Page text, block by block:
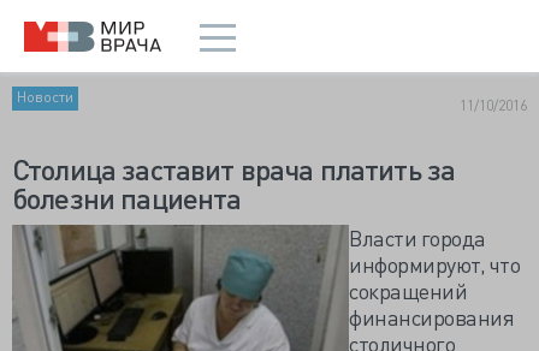
Новости 11/10/2016
Столица заставит врача платить за
болезни пациента
Власти города
информируют, что
сокращений
финансирования
столичного